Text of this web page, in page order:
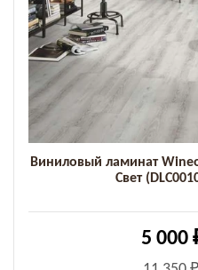
Виниловый ламинат
Свет
5 000